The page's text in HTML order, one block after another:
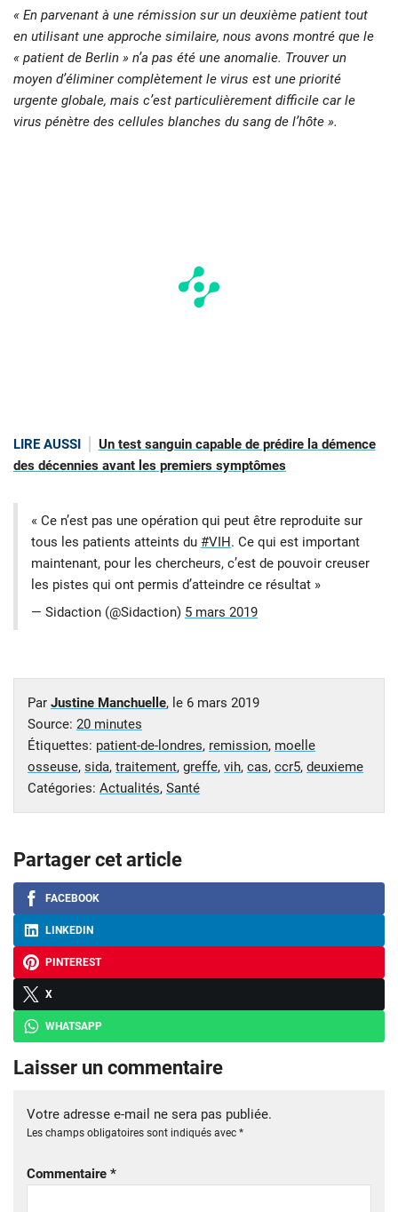
« En parvenant à une rémission sur un deuxième patient tout
en utilisant une approche similaire, nous avons montré que le
« patient de Berlin » n’a pas été une anomalie. Trouver un
moyen d’éliminer complètement le virus est une priorité
urgente globale, mais c’est particulièrement difficile car le
virus pénètre des cellules blanches du sang de l’hôte ».
LIRE AUSSI
Un test sanguin capable de prédire la démence
des décennies avant les premiers symptômes
« Ce n’est pas une opération qui peut être reproduite sur
tous les patients atteints du #VIH. Ce qui est important
maintenant, pour les chercheurs, c’est de pouvoir creuser
les pistes qui ont permis d’atteindre ce résultat »
— Sidaction (@Sidaction) 5 mars 2019
Par Justine Manchuelle, le 6 mars 2019
Source: 20 minutes
Étiquettes: patient-de-londres, remission, moelle
osseuse, sida, traitement, greffe, vih, cas, ccr5, deuxieme
Catégories: Actualités, Santé
Partager cet article
FACEBOOK
LINKEDIN
PINTEREST
X
WHATSAPP
Laisser un commentaire
Votre adresse e-mail ne sera pas publiée.
Les champs obligatoires sont indiqués avec *
Commentaire *